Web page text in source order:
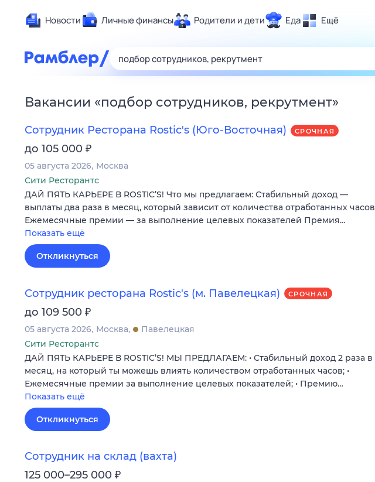
Новости Личные финансы Родители и дети Еда Ещё
Здоровье
Развлечения и отдых
Спорт
Карьера
Сберегаем вместе
Гороскопы
Вакансии «подбор сотрудников, рекрутмент»
Сотрудник Ресторана Rostic's (Юго-Восточная) СРОЧНАЯ
до 105 000 ₽
05 августа 2026 Москва
Сити Ресторантс
ДАЙ ПЯТЬ КАРЬЕРЕ В ROSTIC’S! Что мы предлагаем: Стабильный доход —
выплаты два раза в месяц, который зависит от количества отработанных часов
Ежемесячные премии — за выполнение целевых показателей Премия…
Показать ещё
Откликнуться
Сотрудник ресторана Rostic's (м. Павелецкая) СРОЧНАЯ
до 109 500 ₽
05 августа 2026 Москва
Павелецкая
Сити Ресторантс
ДАЙ ПЯТЬ КАРЬЕРЕ В ROSTIC’S! МЫ ПРЕДЛАГАЕМ: • Стабильный доход 2 раза в
месяц, на который ты можешь влиять количеством отработанных часов; •
Ежемесячные премии за выполнение целевых показателей; • Премию…
Показать ещё
Откликнуться
Сотрудник на склад (вахта)
125 000–295 000 ₽